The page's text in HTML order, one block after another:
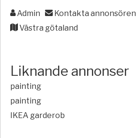
Admin
Kontakta annonsören
Västra götaland
Liknande annonser
painting
painting
IKEA garderob